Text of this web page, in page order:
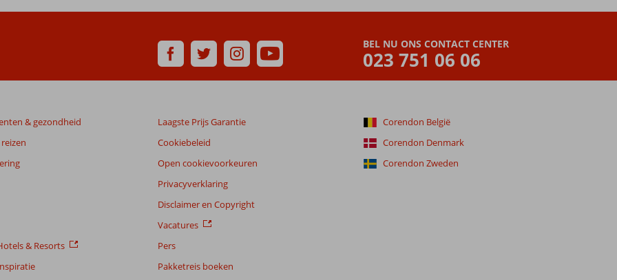
BEL NU ONS CONTACT CENTER
023 751 06 06
& gezondheid
& Resorts
Laagste Prijs Garantie
Cookiebeleid
Open cookievoorkeuren
Privacyverklaring
Disclaimer en Copyright
Vacatures
Pers
Pakketreis boeken
Corendon België
Corendon Denmark
Corendon Zweden